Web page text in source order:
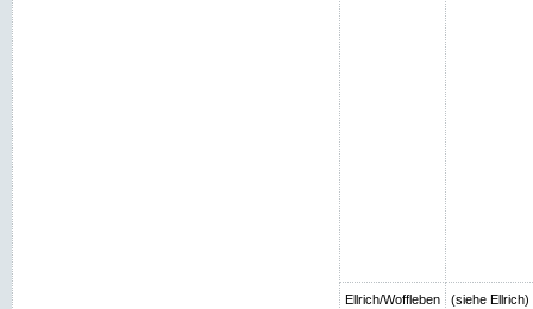
Ellrich/Woffleben (siehe Ellrich)